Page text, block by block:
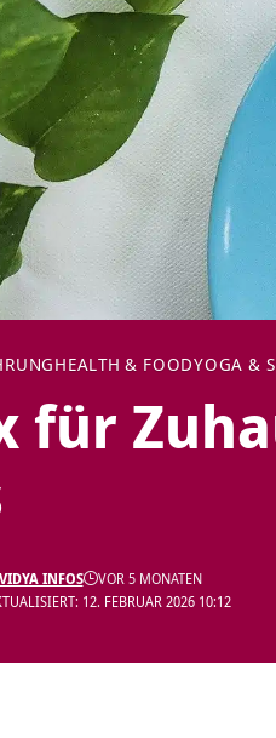
HEALTH & FOODYOGA &
für
12. FEBRUAR 2026 10:12
INFOS VOR 5 MONATEN